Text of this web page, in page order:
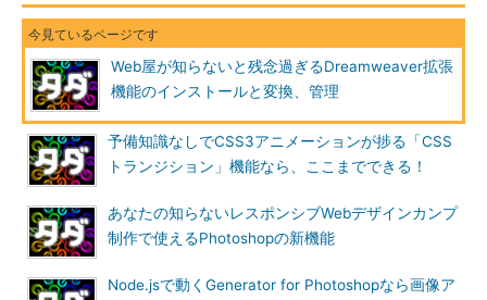
Web屋が知らないと残念過ぎるDreamweaver拡張
機能のインストールと変換、管理
予備知識なしでCSS3アニメーションが捗る「CSS
トランジション」機能なら、ここまでできる！
あなたの知らないレスポンシブWebデザインカンプ
制作で使えるPhotoshopの新機能
Node.jsで動くGenerator for Photoshopなら画像ア